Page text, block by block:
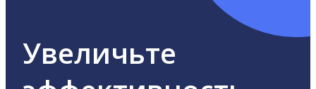
Увеличьте